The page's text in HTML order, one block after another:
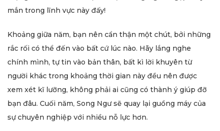
mắn trong lĩnh vực này đấy!
Khoảng giữa năm, bạn nên cẩn thận một chút, bởi những
rắc rối có thể đến vào bất cứ lúc nào. Hãy lắng nghe
chính mình, tự tin vào bản thân, bất kì lời khuyên từ
người khác trong khoảng thời gian này đều nên được
xem xét kĩ lưỡng, không phải ai cũng có thành ý giúp đỡ
bạn đâu. Cuối năm, Song Ngư sẽ quay lại guồng máy của
sự chuyên nghiệp với nhiều nỗ lực hơn.